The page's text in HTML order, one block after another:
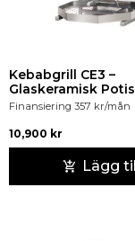
Kebabgrill CE3 –
Glaskeramisk Potis
Finansiering 357 kr/mån
10,900 kr
Lägg till